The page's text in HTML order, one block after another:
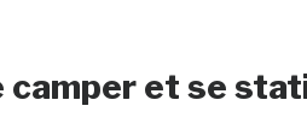
camper et se